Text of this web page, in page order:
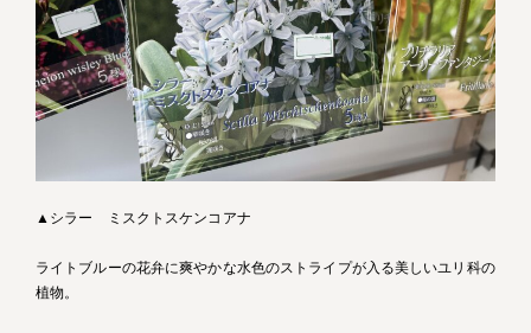
▲シラー ミスクトスケンコアナ
ライトブルーの花弁に爽やかな水色のストライプが入る美しいユリ科の
植物。